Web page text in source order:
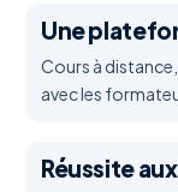
Une
Cours à
avec les
Réussite